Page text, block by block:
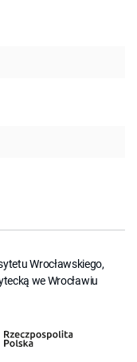
Wrocławskiego,
we Wrocławiu